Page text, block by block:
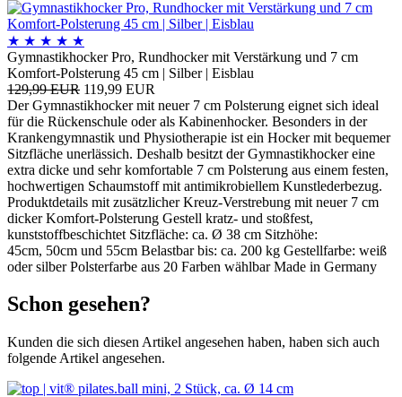
★ ★ ★ ★ ★
Gymnastikhocker Pro, Rundhocker mit Verstärkung und 7 cm
Komfort-Polsterung 45 cm | Silber | Eisblau
129,99 EUR 119,99 EUR
Der Gymnastikhocker mit neuer 7 cm Polsterung eignet sich ideal
für die Rückenschule oder als Kabinenhocker. Besonders in der
Krankengymnastik und Physiotherapie ist ein Hocker mit bequemer
Sitzfläche unerlässich. Deshalb besitzt der Gymnastikhocker eine
extra dicke und sehr komfortable 7 cm Polsterung aus einem festen,
hochwertigen Schaumstoff mit antimikrobiellem Kunstlederbezug.
Produktdetails mit zusätzlicher Kreuz-Verstrebung mit neuer 7 cm
dicker Komfort-Polsterung Gestell kratz- und stoßfest,
kunststoffbeschichtet Sitzfläche: ca. Ø 38 cm Sitzhöhe:
45cm, 50cm und 55cm Belastbar bis: ca. 200 kg Gestellfarbe: weiß
oder silber Polsterfarbe aus 20 Farben wählbar Made in Germany
Schon gesehen?
Kunden die sich diesen Artikel angesehen haben, haben sich auch
folgende Artikel angesehen.